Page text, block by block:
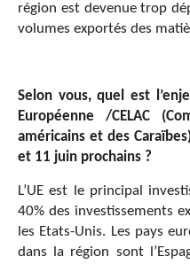
région est devenue trop
volumes exportés des
Selon vous, quel est
Européenne /CELAC
américains et des
et 11 juin prochains ?
L’UE est le principal
40% des investissements
les Etats-Unis. Les pays
dans la région sont